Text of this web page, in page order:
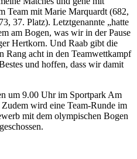
Team mit Marie Marquardt (682,
37. Platz). Letztgenannte „hatte
am Bogen, was wir in der Pause
Hertkorn. Und Raab gibt die
Rang acht in den Teamwettkampf
und hoffen, dass wir damit
um 9.00 Uhr im Sportpark Am
wird eine Team-Runde im
mit dem olympischen Bogen